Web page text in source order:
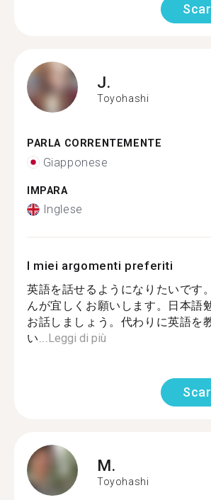
J.
Toyohashi
PARLA CORRENTEMENTE
Giapponese
IMPARA
Inglese
I miei argomenti preferiti
英語を話せるようになりたいです
んが宜しくお願いします。日本語
お話しましょう。代わりに英語を
い...Leggi di più
M.
Toyohashi